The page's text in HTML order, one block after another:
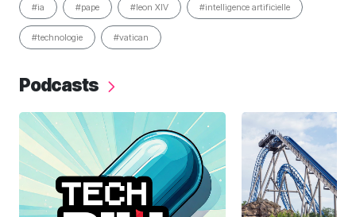
#ia #pape #leon XIV #intelligence artificielle
#technologie #vatican
Podcasts